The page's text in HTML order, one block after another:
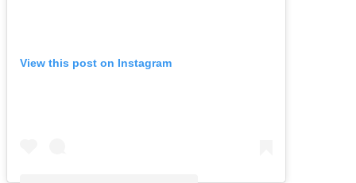
View this post on Instagram